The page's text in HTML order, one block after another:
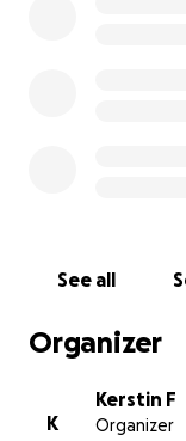
Ich hätte
Leben, an dem
See all
Organizer
K
Kerstin F
Organizer